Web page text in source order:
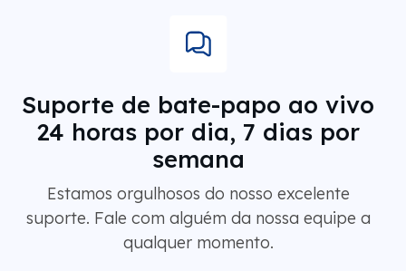
Suporte de bate-papo ao vivo
24 horas por dia, 7 dias por
semana
Estamos orgulhosos do nosso excelente
suporte. Fale com alguém da nossa equipe a
qualquer momento.